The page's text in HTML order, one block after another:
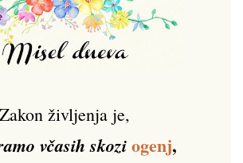
Zakon življenja je,
včasih skoziogenj,